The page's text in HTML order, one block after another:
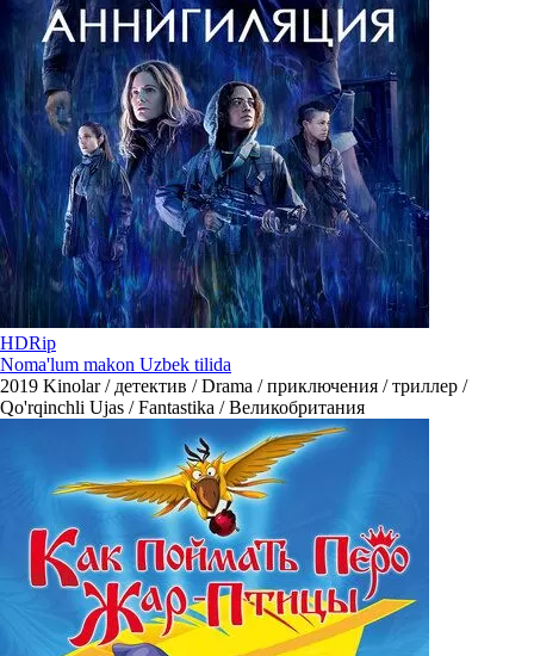
HDRip
Noma'lum makon Uzbek tilida
2019 Kinolar / детектив / Drama / приключения / триллер /
Qo'rqinchli Ujas / Fantastika / Великобритания